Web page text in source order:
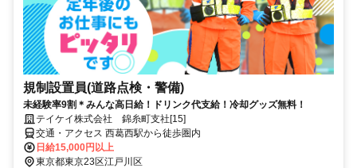
規制設置員(道路点検・警備)
未経験率9割＊みんな高日給！ドリンク代支給！冷却グッズ無料！
テイケイ株式会社 錦糸町支社[15]
交通・アクセス 西葛西駅から徒歩圏内
日給15,000円以上
東京都東京23区江戸川区